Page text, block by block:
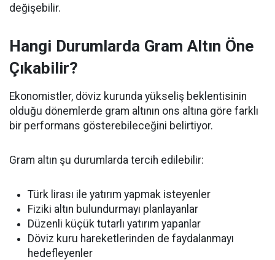
değişebilir.
Hangi Durumlarda Gram Altın Öne
Çıkabilir?
Ekonomistler, döviz kurunda yükseliş beklentisinin
olduğu dönemlerde gram altının ons altına göre farklı
bir performans gösterebileceğini belirtiyor.
Gram altın şu durumlarda tercih edilebilir:
Türk lirası ile yatırım yapmak isteyenler
Fiziki altın bulundurmayı planlayanlar
Düzenli küçük tutarlı yatırım yapanlar
Döviz kuru hareketlerinden de faydalanmayı
hedefleyenler